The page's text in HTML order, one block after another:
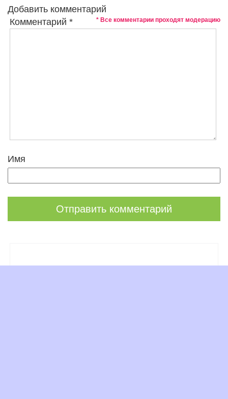
Добавить комментарий
* Все комментарии проходят модерацию
Комментарий*
Имя